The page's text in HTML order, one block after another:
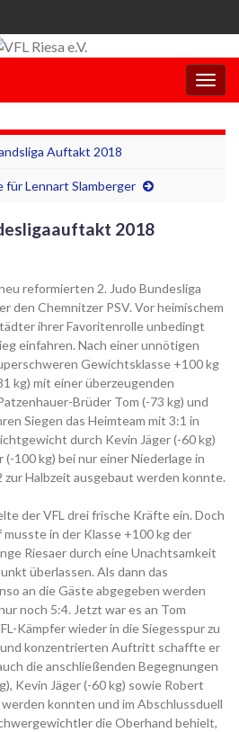
Auftakt 2018
für Lennart Slamberger
2018
reformierten 2. Judo Bundesliga
den Chemnitzer PSV. Vor heimischem
ihrer Favoritenrolle unbedingt
einfahren. Nach einer unnötigen
Gewichtsklasse +100 kg
kg) mit einer überzeugenden
Brüder Tom (-73 kg) und
Siegen das Heimteam mit 3:1 in
durch Kevin Jäger (-60 kg)
100 kg) bei nur einer Niederlage in
Halbzeit ausgebaut werden konnte.
der VFL drei frische Kräfte ein. Doch
in der Klasse +100 kg der
Riesaer durch eine Unachtsamkeit
überlassen. Als dann das
an die Gäste abgegeben werden
noch 5:4. Jetzt war es an Tom
Kämpfer wieder in die Siegesspur zu
konzentrierten Auftritt schaffte er
die anschließenden Begegnungen
Kevin Jäger (-60 kg) sowie Robert
konnten und im Abschlussduell
die Oberhand behielt,